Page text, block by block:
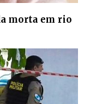
morta em rio